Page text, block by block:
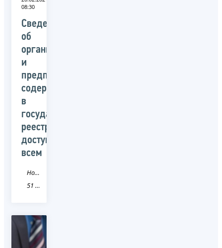
08:30
Сведения
об
организациях
и
предпринимателях,
содержащиеся
в
государственных
реестрах,
доступны
всем
Новость
51 Мурманская область